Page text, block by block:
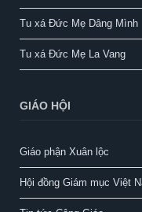
Tu xá Đức Mẹ Dâng Mình
Tu xá Đức Mẹ La Vang
GIÁO HỘI
Giáo phận Xuân lộc
Hội đồng Giám mục Việt